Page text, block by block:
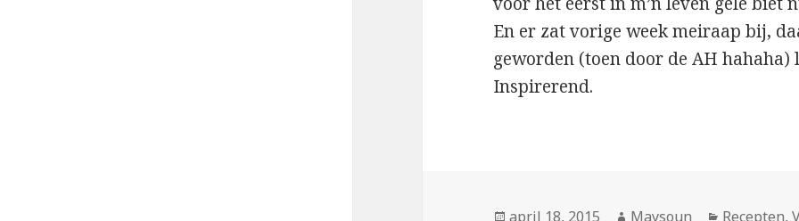
En er zat vorige week meiraap bij,
geworden (toen door de AH hahaha)
Inspirerend.
Geplaatst
april 18, 2015 Auteur
Maysoun Recepten,